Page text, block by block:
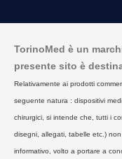
TorinoMed è un
presente sito è
Relativamente ai prodotti
seguente natura : dispositivi
chirurgici, si intende che, tutti i
disegni, allegati, tabelle etc.)
informativo, volto a portare a